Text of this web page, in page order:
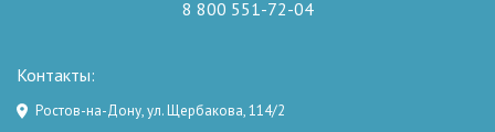
8 800 551-72-04
Контакты:
Ростов-на-Дону, ул. Щербакова, 114/2